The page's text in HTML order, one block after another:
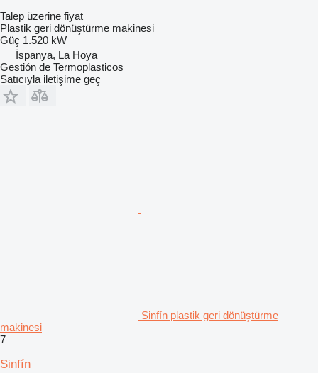
Talep üzerine fiyat
Plastik geri dönüştürme makinesi
Güç 1.520 kW
İspanya, La Hoya
Gestión de Termoplasticos
Satıcıyla iletişime geç
Sinfín plastik geri dönüştürme
makinesi
7
Sinfín